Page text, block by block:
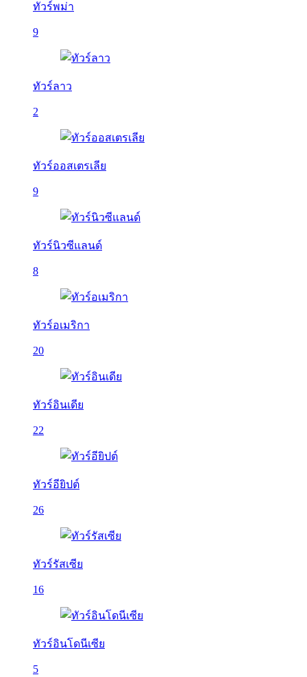
ทัวร์พม่า
9
ทัวร์ลาว
2
ทัวร์ออสเตรเลีย
9
ทัวร์นิวซีแลนด์
8
ทัวร์อเมริกา
20
ทัวร์อินเดีย
22
ทัวร์อียิปต์
26
ทัวร์รัสเซีย
16
ทัวร์อินโดนีเซีย
5